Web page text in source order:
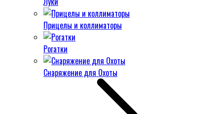
Прицелы и коллиматоры
Рогатки
Снаряжение для Охоты